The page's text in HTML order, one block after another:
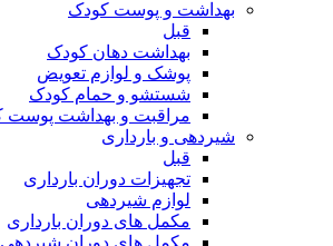
بهداشت و پوست کودک
قبل
بهداشت دهان کودک
پوشک و لوازم تعویض
شستشو و حمام کودک
مراقبت و بهداشت پوست
شیردهی و بارداری
قبل
تجهیزات دوران بارداری
لوازم شیردهی
مکمل های دوران بارداری
مکمل های دوران شیردهی